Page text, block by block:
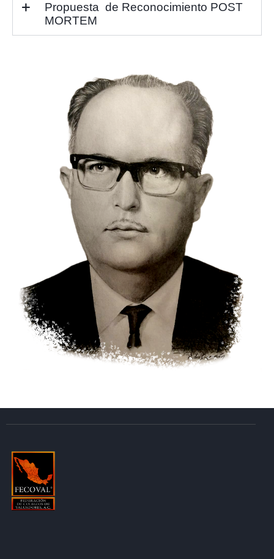
Propuesta de Reconocimiento POST
MORTEM